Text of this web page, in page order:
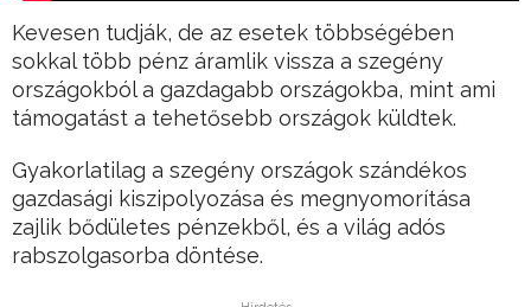
Kevesen tudják, de az esetek többségében
sokkal több pénz áramlik vissza a szegény
országokból a gazdagabb országokba, mint ami
támogatást a tehetősebb országok küldtek.
Gyakorlatilag a szegény országok szándékos
gazdasági kiszipolyozása és megnyomorítása
zajlik bődületes pénzekből, és a világ adós
rabszolgasorba döntése.